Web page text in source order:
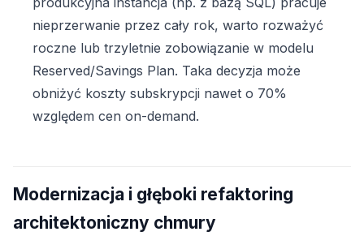
nieprzerwanie przez cały rok, warto rozważyć
roczne lub trzyletnie zobowiązanie w modelu
Reserved/Savings Plan. Taka decyzja może
obniżyć koszty subskrypcji nawet o 70%
względem cen on-demand.
Modernizacja i głęboki refaktoring
architektoniczny chmury